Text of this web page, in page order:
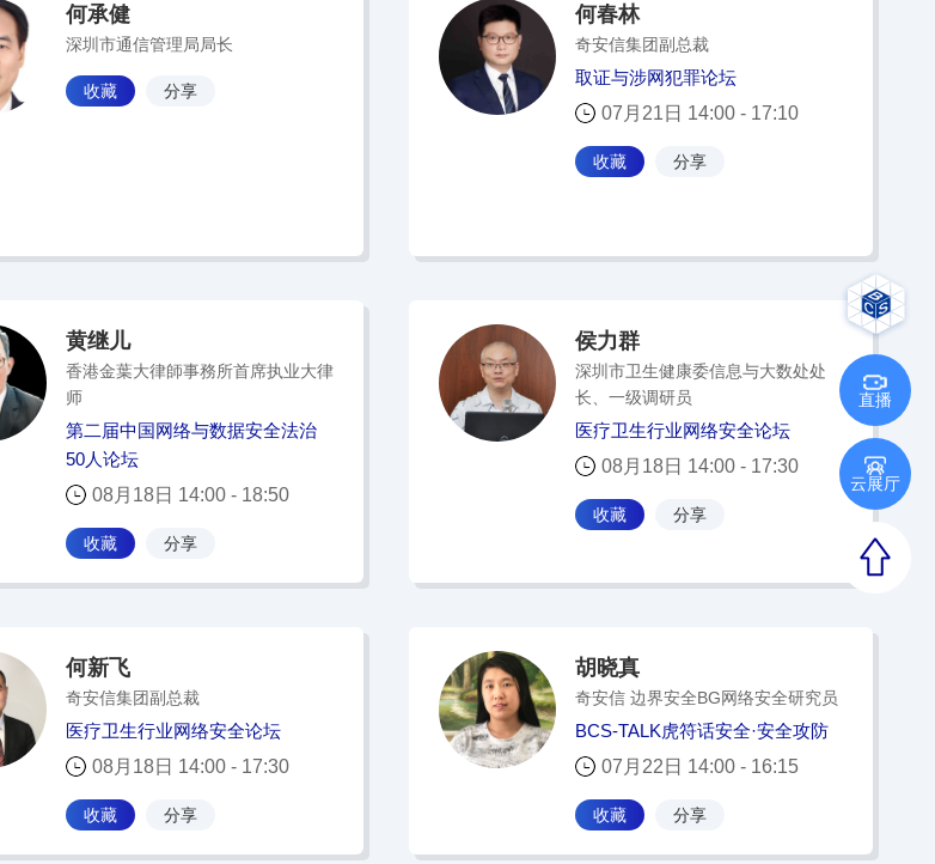
何承健
深圳市通信管理局局长
收藏 分享
何春林
奇安信集团副总裁
取证与涉网犯罪论坛
07月21日 14:00 - 17:10
收藏 分享
黄继儿
香港金葉大律師事務所首席执业大律
师
第二届中国网络与数据安全法治
50人论坛
08月18日 14:00 - 18:50
收藏 分享
侯力群
深圳市卫生健康委信息与大数处处
长、一级调研员
医疗卫生行业网络安全论坛
08月18日 14:00 - 17:30
收藏 分享
何新飞
奇安信集团副总裁
医疗卫生行业网络安全论坛
08月18日 14:00 - 17:30
收藏 分享
胡晓真
奇安信 边界安全BG网络安全研究员
BCS-TALK虎符话安全·安全攻防
07月22日 14:00 - 16:15
收藏 分享
直播
云展厅